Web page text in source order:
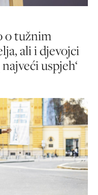
o tužnim
ali i djevojci
uspjeh‘